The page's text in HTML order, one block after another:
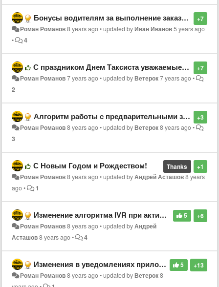
+7
Бонусы водителям за выполнение заказов с приложения
Роман Романов8 years ago•updated byИван Иванов5 years ago
•
4
+7
С праздником Днем Таксиста уважаемые коллеги!
Роман Романов7 years ago•updated byВетерок7 years ago•
2
+3
Алгоритм работы с предварительными заказами
Роман Романов8 years ago•updated byВетерок8 years ago•
3
+1
Thanks
С Новым Годом и Рождеством!
Роман Романов8 years ago•updated byАндрей Асташов8 years
ago• 1
+6
5
Изменение алгоритма IVR при активном заказе
Роман Романов8 years ago•updated byАндрей
Асташов8 years ago• 4
+13
5
Изменения в уведомлениях приложений
Роман Романов8 years ago•updated byВетерок8